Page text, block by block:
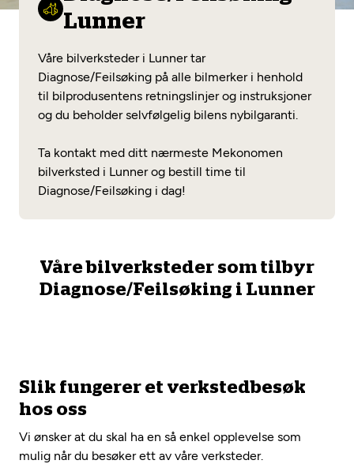
Diagnose/Feilsøking
Se alle (52) tjenester her
Mekonomen Bilkonto
Les mer
Fritt verkstedvalg
Mobilitetsgaranti
Nybilgaranti og fabrikkgaranti
Lunner
Våre bilverksteder i Lunner tar
Diagnose/Feilsøking på alle bilmerker i henhold
til bilprodusentens retningslinjer og instruksjoner
og du beholder selvfølgelig bilens nybilgaranti.
Ta kontakt med ditt nærmeste Mekonomen
bilverksted i Lunner og bestill time til
Diagnose/Feilsøking i dag!
Våre bilverksteder som tilbyr
Diagnose/Feilsøking i Lunner
Slik fungerer et verkstedbesøk
hos oss
Vi ønsker at du skal ha en så enkel opplevelse som
mulig når du besøker ett av våre verksteder.